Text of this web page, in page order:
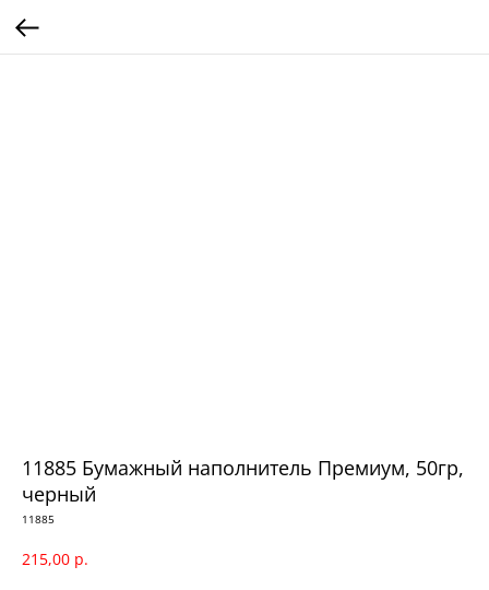
11885 Бумажный наполнитель Премиум, 50гр,
черный
11885
215,00 р.